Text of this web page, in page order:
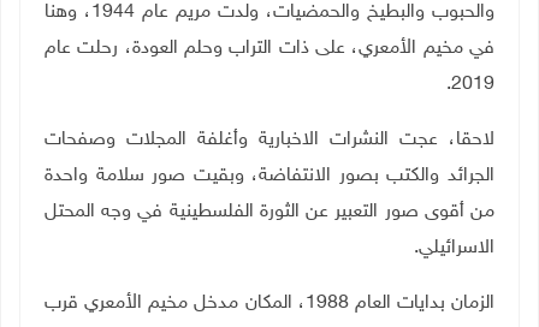
والحبوب والبطيخ والحمضيات، ولدت مريم عام 1944، وهنا
في مخيم الأمعري، على ذات التراب وحلم العودة، رحلت عام
2019.
لاحقا، عجت النشرات الاخبارية وأغلفة المجلات وصفحات
الجرائد والكتب بصور الانتفاضة، وبقيت صور سلامة واحدة
من أقوى صور التعبير عن الثورة الفلسطينية في وجه المحتل
الاسرائيلي.
الزمان بدايات العام 1988، المكان مدخل مخيم الأمعري قرب